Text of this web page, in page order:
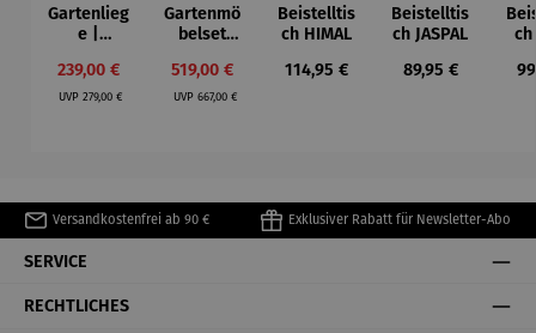
Gartenlieg
e |
Adirondra
ck
Verkaufspreis:
239,00 €
UVPRegulärer Preis:
279,00 €
Gartenmö
belset
& Tisch
Burton
Verkaufspreis:
519,00 €
UVP Regulärer Preis:
667,00 €
Beistelltis
ch HIMAL
Regulärer Preis:
114,95 €
Beistelltis
ch JASPAL
Regulärer Preis:
89,95 €
ch
Versandkostenfrei ab 90 € Exklusiver Rabatt für Newsletter-Abo
SERVICE
RECHTLICHES